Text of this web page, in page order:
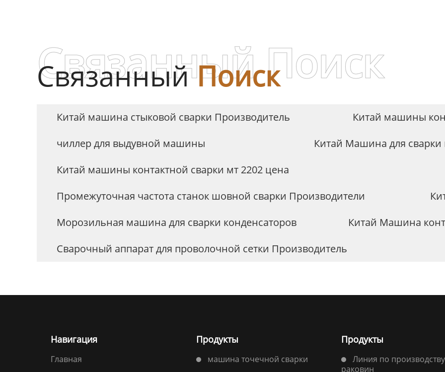
СвязанныйПоиск
Связанный Поиск
Китай машина стыковой сварки Производитель
Китай машины
чиллер для выдувной машины
Китай Машина для сварки
Китай машины контактной сварки мт 2202 цена
Промежуточная частота станок шовной сварки Производители
Морозильная машина для сварки конденсаторов
Китай Машина
Сварочный аппарат для проволочной сетки Производитель
Навигация
Главная
Продукты
машина точечной сварки
Продукты
Линия по производству
раковин